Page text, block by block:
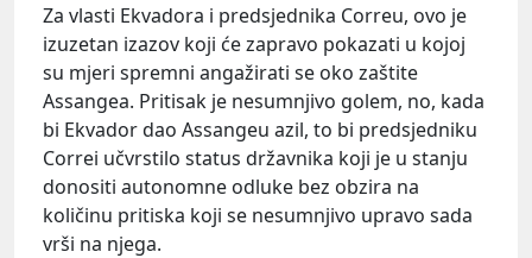
Za vlasti Ekvadora i predsjednika Correu, ovo je
izuzetan izazov koji će zapravo pokazati u kojoj
su mjeri spremni angažirati se oko zaštite
Assangea. Pritisak je nesumnjivo golem, no, kada
bi Ekvador dao Assangeu azil, to bi predsjedniku
Correi učvrstilo status državnika koji je u stanju
donositi autonomne odluke bez obzira na
količinu pritiska koji se nesumnjivo upravo sada
vrši na njega.